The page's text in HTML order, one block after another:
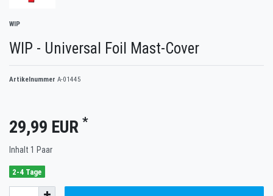
WIP
WIP - Universal Foil Mast-Cover
Artikelnummer A-01445
29,99 EUR *
Inhalt 1 Paar
2-4 Tage